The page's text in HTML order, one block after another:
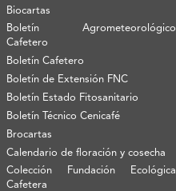
Biocartas
Boletín Agrometeorológico
Cafetero
Boletín Cafetero
Boletín de Extensión FNC
Boletín Estado Fitosanitario
Boletín Técnico Cenicafé
Brocartas
Calendario de floración y cosecha
Colección Fundación Ecológica
Cafetera